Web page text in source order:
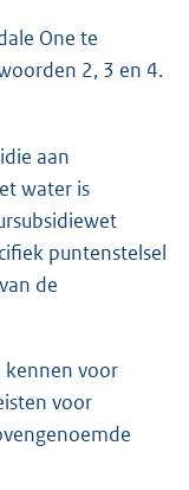
One te
2, 3 en 4.
aan
water is
puntenstelsel
de
kennen voor
voor